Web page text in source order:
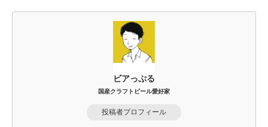
ビアっぷる
国産クラフトビール愛好家
投稿者プロフィール